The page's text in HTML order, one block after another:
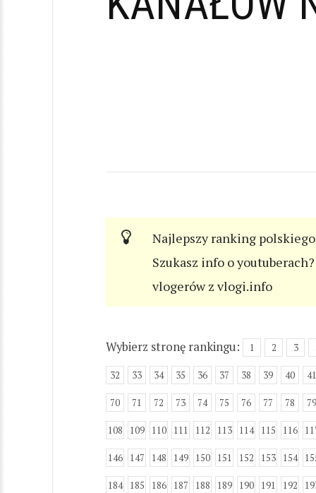
Najlepszy ranking
Szukasz info o
vlogerów z vlogi.info
Wybierz stronę rankingu: 1 2 3
32 33 34 35 36 37 38 39 40 41
70 71 72 73 74 75 76 77 78 79
108 109 110 111 112 113 114 115 116
146 147 148 149 150 151 152 153 154
184 185 186 187 188 189 190 191 192